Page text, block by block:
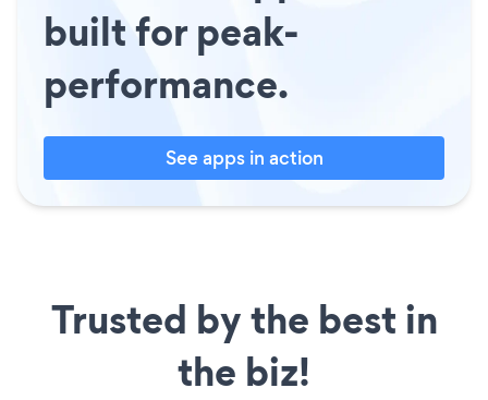
built for peak-
performance.
See apps in action
Trusted by the best in
the biz!